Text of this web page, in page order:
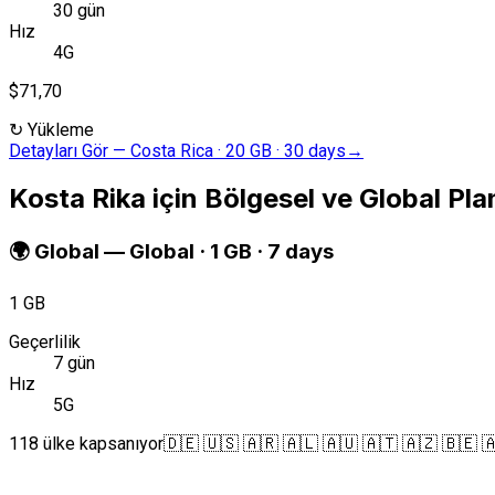
30 gün
Hız
4G
$71,70
↻ Yükleme
Detayları Gör — Costa Rica · 20 GB · 30 days →
Kosta Rika için Bölgesel ve Global
🌍 Global — Global · 1 GB · 7 days
1 GB
Geçerlilik
7 gün
Hız
5G
118 ülke kapsanıyor🇩🇪 🇺🇸 🇦🇷 🇦🇱 🇦🇺 🇦🇹 🇦🇿 🇧🇪